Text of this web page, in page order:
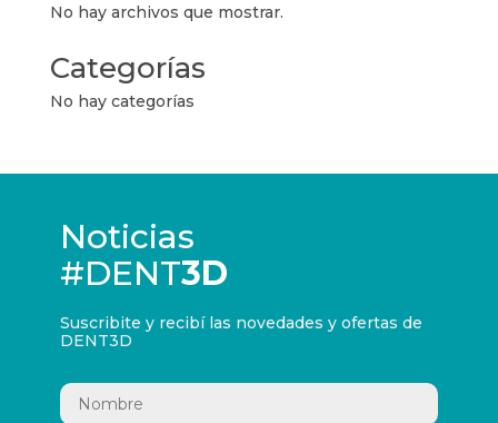
No hay archivos que mostrar.
Categorías
No hay categorías
Noticias
#DENT3D
Suscribite y recibí las novedades y ofertas de
DENT3D